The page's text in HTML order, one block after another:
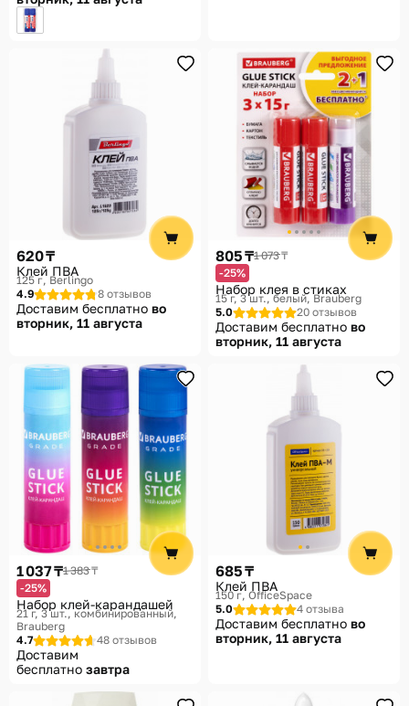
620 ₸
Клей ПВА
125 г Berlingo
4.9
8 отзывов
Доставим бесплатно во
вторник, 11 августа
805 ₸1 073 ₸
-25%
Набор клея в стиках
15 г, 3 шт., белый Brauberg
5.0
20 отзывов
Доставим бесплатно во
вторник, 11 августа
1 037 ₸1 383 ₸
-25%
Набор клей-карандашей
21 г, 3 шт., комбинированный
Brauberg
4.7
48 отзывов
Доставим
бесплатно завтра
685 ₸
Клей ПВА
150 г OfficeSpace
5.0
4 отзыва
Доставим бесплатно во
вторник, 11 августа